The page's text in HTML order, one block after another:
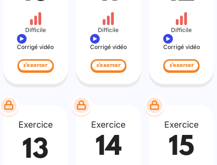
Difficile
Corrigé vidéo
s'exercer
Difficile
Corrigé vidéo
s'exercer
Difficile
Corrigé vidéo
s'exercer
Exercice
13
Exercice
14
Exercice
15